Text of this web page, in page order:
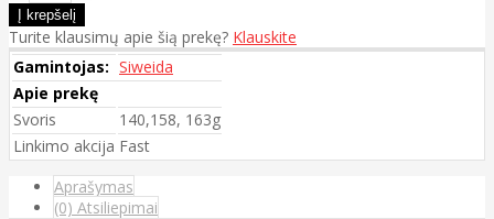
Turite klausimų apie šią prekę? Klauskite
Gamintojas: Siweida
Apie prekę
Svoris
140,158, 163g
Linkimo akcija Fast
Aprašymas
(0) Atsiliepimai